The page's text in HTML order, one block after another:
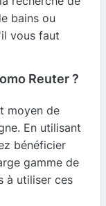
bains ou
vous faut
Reuter ?
moyen de
En utilisant
bénéficier
gamme de
à utiliser ces